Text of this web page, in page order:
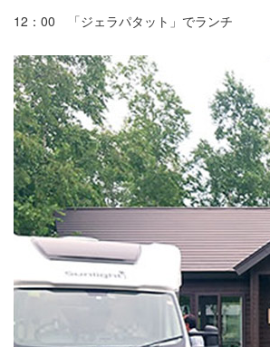
12：00 「ジェラパタット」でランチ